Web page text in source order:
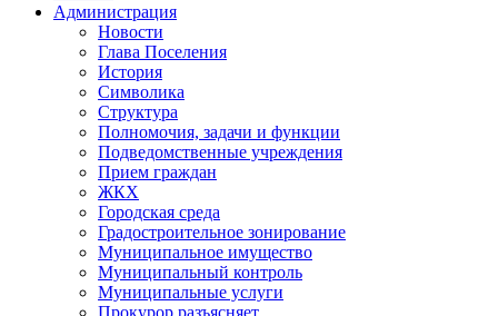
Администрация
Новости
Глава Поселения
История
Символика
Структура
Полномочия, задачи и функции
Подведомственные учреждения
Прием граждан
ЖКХ
Городская среда
Градостроительное зонирование
Муниципальное имущество
Муниципальный контроль
Муниципальные услуги
Прокурор разъясняет